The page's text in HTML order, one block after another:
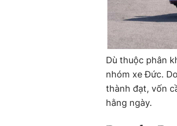
Dù thuộc phân
nhóm xe Đức.
thành đạt, vốn
hằng ngày.